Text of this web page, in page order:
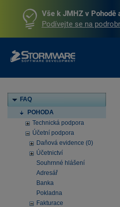
Vše k JMHZ v Pohodě
Podívejte se na
FAQ
POHODA
Technická podpora
Účetní podpora
Daňová evidence (0)
Účetnictví
Souhrnné hlášení
Adresář
Banka
Pokladna
Fakturace